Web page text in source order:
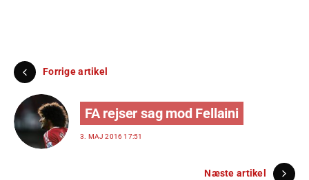
Forrige artikel
FA rejser sag mod Fellaini
3. MAJ 2016 17:51
Næste artikel